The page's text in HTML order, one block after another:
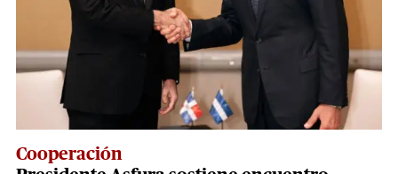
Cooperación